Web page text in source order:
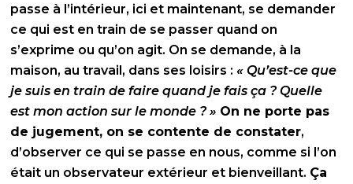
passe à l’intérieur, ici et maintenant, se demander
ce qui est en train de se passer quand on
s’exprime ou qu’on agit. On se demande, à la
maison, au travail, dans ses loisirs :« Qu’est-ce que
je suis en train de faire quand je fais ça ? Quelle
est mon action sur le monde ? » On ne porte pas
de jugement, on se contente de constater,
d’observer ce qui se passe en nous, comme si l’on
était un observateur extérieur et bienveillant. Ça